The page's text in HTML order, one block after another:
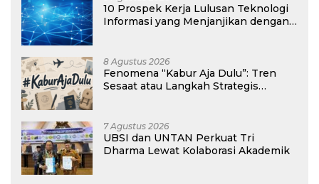
10 Prospek Kerja Lulusan Teknologi
Informasi yang Menjanjikan dengan
8 Agustus 2026
Fenomena “Kabur Aja Dulu”: Tren
Sesaat atau Langkah Strategis
7 Agustus 2026
UBSI dan UNTAN Perkuat Tri
Dharma Lewat Kolaborasi Akademik